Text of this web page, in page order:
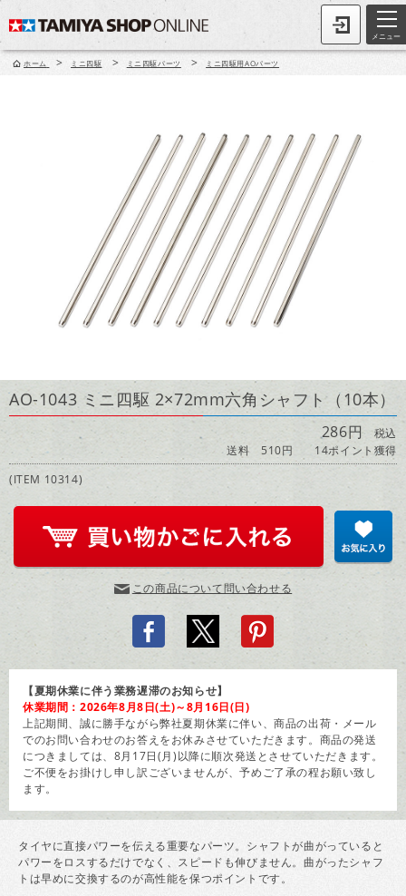
メニュー
ホーム > ミニ四駆 > ミニ四駆パーツ > ミニ四駆用AOパーツ
AO-1043 ミニ四駆 2×72mm六角シャフト（10本）
286円 税込
送料 510円
14ポイント獲得
(ITEM 10314)
この商品について問い合わせる
【夏期休業に伴う業務遅滞のお知らせ】
休業期間：2026年8月8日(土)～8月16日(日)
上記期間、誠に勝手ながら弊社夏期休業に伴い、商品の出荷・メール
でのお問い合わせのお答えをお休みさせていただきます。商品の発送
につきましては、8月17日(月)以降に順次発送とさせていただきます。
ご不便をお掛けし申し訳ございませんが、予めご了承の程お願い致し
ます。
タイヤに直接パワーを伝える重要なパーツ。シャフトが曲がっていると
パワーをロスするだけでなく、スピードも伸びません。曲がったシャフ
トは早めに交換するのが高性能を保つポイントです。